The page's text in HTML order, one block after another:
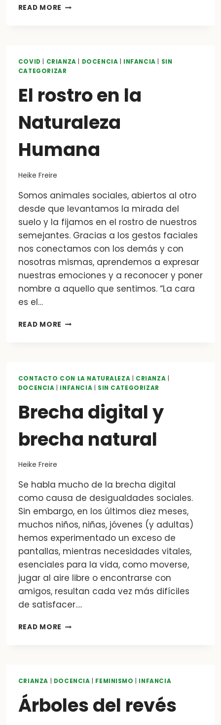
READ MORE 5
LAS
CINCO
MÁS
INTERESANTES
DESCUBRO
CADA
COVID CRIANZA DOCENCIA INFANCIA
SIN
CATEGORIZAR
El rostro en la
Naturaleza
Humana
Heike Freire
Somos animales sociales, abiertos al otro
desde que levantamos la mirada del
suelo y la fijamos en el rostro de nuestros
semejantes. Gracias a los gestos faciales
nos conectamos con los demás y con
nosotras mismas, aprendemos a expresar
nuestras emociones y a reconocer y poner
nombre a aquello que sentimos. “La cara
es el…
READ MORE EL
HUMANA
CONTACTO CON LA NATURALEZA CRIANZA
DOCENCIA
INFANCIA SIN CATEGORIZAR
Brecha digital y
brecha natural
Heike Freire
Se habla mucho de la brecha digital
como causa de desigualdades sociales.
Sin embargo, en los últimos diez meses,
muchos niños, niñas, jóvenes (y adultas)
hemos experimentado un exceso de
pantallas, mientras necesidades vitales,
esenciales para la vida, como moverse,
jugar al aire libre o encontrarse con
amigos, resultan cada vez más difíciles
de satisfacer….
READ MORE BRECHA
CRIANZA DOCENCIA FEMINISMO INFANCIA
Árboles del revés